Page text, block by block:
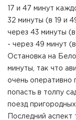
17 и 47 минут
32 минуты (в 19 и
через 43 минуты
- через 49 минут
Остановка на
минуты, так что
очень оперативно
попасть в толпу
поезд
Последний